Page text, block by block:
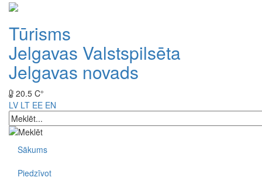
Tūrisms
Jelgavas Valstspilsēta
Jelgavas novads
20.5 C°
LV LT EE EN
Sākums
Piedzīvot